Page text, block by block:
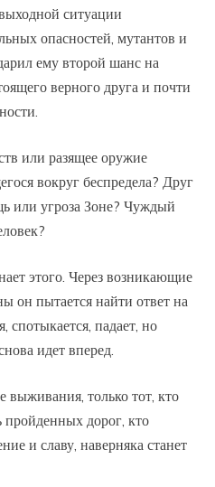
ситуации
опасностей, мутантов и
ему второй шанс на
верного друга и почти
или разящее оружие
вокруг беспредела? Друг
или угроза Зоне? Чуждый
этого. Через возникающие
он пытается найти ответ на
падает, но
идет вперед.
выживания, только тот, кто
пройденных дорог, кто
и славу, наверняка станет